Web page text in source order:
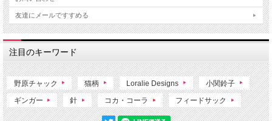
友達にメールですすめる
注目のキーワード
野原チャック 猫柄 Loralie Designs 小関鈴子
ギンガー 針 コカ・コーラ フィードサック